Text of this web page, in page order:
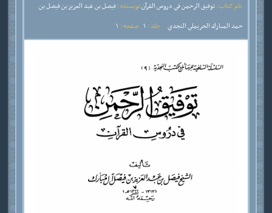
نام کتاب :توفيق الرحمن في دروس القرآننویسنده :فيصل بن عبد العزيز بن فيصل بن
حمد المبارك الحريملي النجدي
جلد : صفحه :